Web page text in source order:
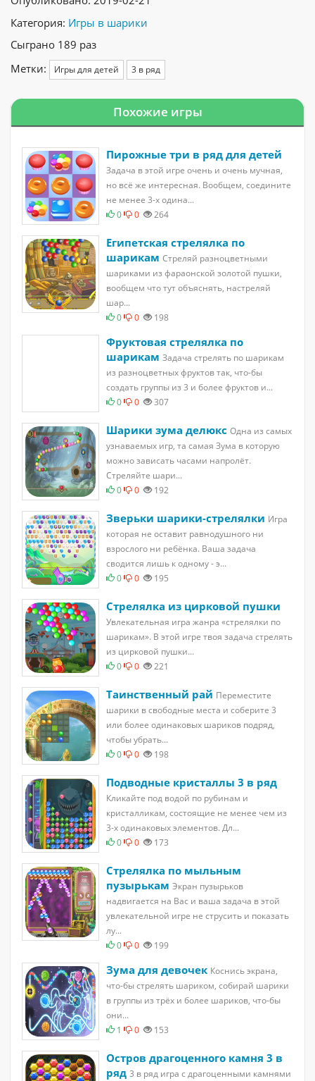
Категория: Игры в шарики
Сыграно 189 раз
Метки:
Игры для детей 3 в ряд
Похожие игры
Пирожные три в ряд для детей
Задача в этой игре очень и очень мучная,
но всё же интересная. Вообщем, соедините
не менее 3-х одина...
0
0 264
Египетская стрелялка по
шарикам Стреляй разноцветными
шариками из фараонской золотой пушки,
вообщем что тут объяснять, настреляй
шар...
0
0 198
Фруктовая стрелялка по
шарикам Задача стрелять по шарикам
из разноцветных фруктов так, что-бы
создать группы из 3 и более фруктов и...
0
0 307
Шарики зума делюкс Одна из самых
узнаваемых игр, та самая Зума в которую
можно зависать часами напролёт.
Стреляйте шари...
0
0 192
Зверьки шарики-стрелялки Игра
которая не оставит равнодушного ни
взрослого ни ребёнка. Ваша задача
сводится лишь к одному - э...
0
0 195
Стрелялка из цирковой пушки
Увлекательная игра жанра «стрелялки по
шарикам». В этой игре твоя задача стрелять
из цирковой пушки...
0
0 221
Таинственный рай Переместите
шарики в свободные места и соберите 3
или более одинаковых шариков подряд,
чтобы убрать...
0
0 198
Подводные кристаллы 3 в ряд
Кликайте под водой по рубинам и
кристалликам, состоящие не менее чем из
3-х одинаковых элементов. Дл...
0
0 173
Стрелялка по мыльным
пузырькам Экран пузырьков
надвигается на Вас и ваша задача в этой
увлекательной игре не струсить и показать
лу...
0
0 199
Зума для девочек Коснись экрана,
что-бы стрелять шариком, собирай шарики
в группы из трёх и более шариков, что-бы
они...
1
0 153
Остров драгоценного камня 3 в
ряд 3 в ряд игра с драгоценными камнями